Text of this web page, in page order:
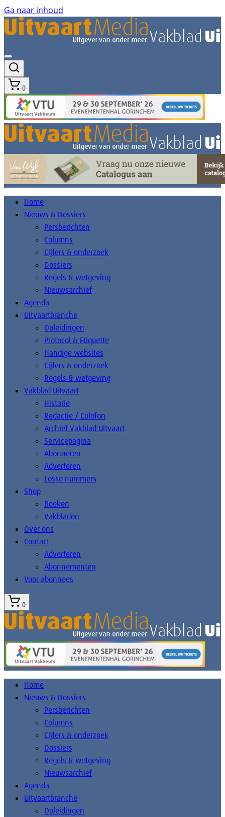
Ga naar inhoud
0
Home
Nieuws & Dossiers
Persberichten
Columns
Cijfers & onderzoek
Dossiers
Regels & wetgeving
Nieuwsarchief
Agenda
Uitvaartbranche
Opleidingen
Protocol & Etiquette
Handige websites
Cijfers & onderzoek
Regels & wetgeving
Vakblad Uitvaart
Historie
Redactie / Colofon
Archief Vakblad Uitvaart
Servicepagina
Abonneren
Adverteren
Losse nummers
Shop
Boeken
Vakbladen
Over ons
Contact
Adverteren
Abonnementen
Voor abonnees
0
Home
Nieuws & Dossiers
Persberichten
Columns
Cijfers & onderzoek
Dossiers
Regels & wetgeving
Nieuwsarchief
Agenda
Uitvaartbranche
Opleidingen